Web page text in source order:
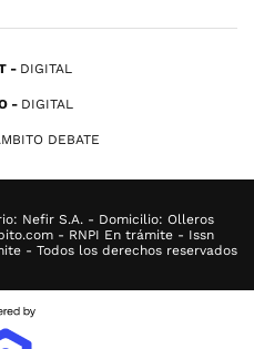
DIGITAL
DIGITAL
DEBATE
Nefir S.A. - Domicilio: Olleros
- RNPI En trámite - Issn
- Todos los derechos reservados